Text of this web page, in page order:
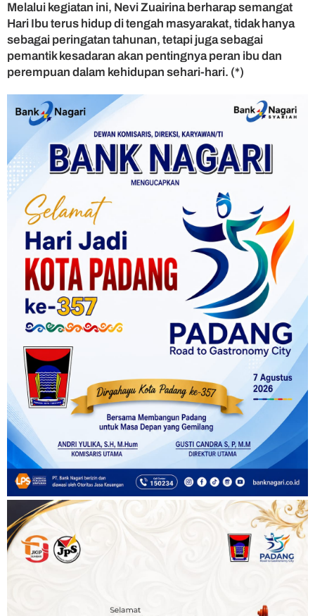
Melalui kegiatan ini, Nevi Zuairina berharap semangat
Hari Ibu terus hidup di tengah masyarakat, tidak hanya
sebagai peringatan tahunan, tetapi juga sebagai
pemantik kesadaran akan pentingnya peran ibu dan
perempuan dalam kehidupan sehari-hari. (*)